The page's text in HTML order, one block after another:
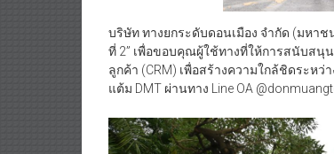
บริษัท ทางยกระดับดอนเมือง จำกัด (มหาช
ที่ 2” เพื่อขอบคุณผู้ใช้ทางที่ให้การสนับสนุ
ลูกค้า (CRM) เพื่อสร้างความใกล้ชิดระห
แต้ม DMT ผ่านทาง Line OA